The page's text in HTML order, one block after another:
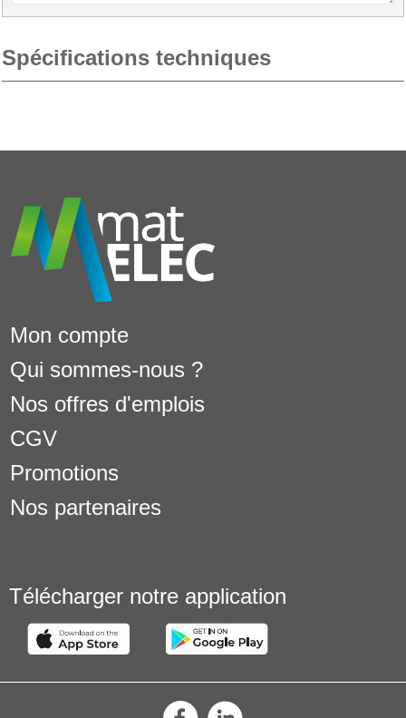
Spécifications techniques
Mon compte
Qui sommes-nous ?
Nos offres d'emplois
CGV
Promotions
Nos partenaires
Télécharger notre application